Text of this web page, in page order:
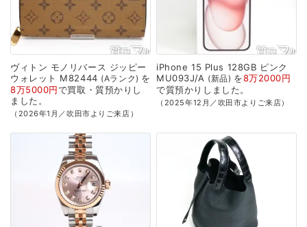
ヴィトン モノリバース ジッピー
ウォレット M82444 Aランク を
8万5000円で買取・質預かり し
ました。
（2026年1月／吹田市よりご来店）
iPhone 15 Plus 128GB ピンク
MU093J/A
新品 を8万2000円
で質預かり しました。
（2025年12月／吹田市よりご来店）